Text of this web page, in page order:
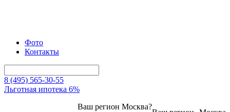
Фото
Контакты
8 (495) 565-30-55
Льготная ипотека 6%
Ваш регион Москва?